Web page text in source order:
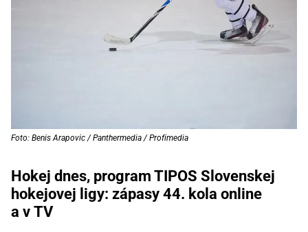
Foto: Benis Arapovic / Panthermedia / Profimedia
Hokej dnes, program TIPOS Slovenskej
hokejovej ligy: zápasy 44. kola online
a v TV